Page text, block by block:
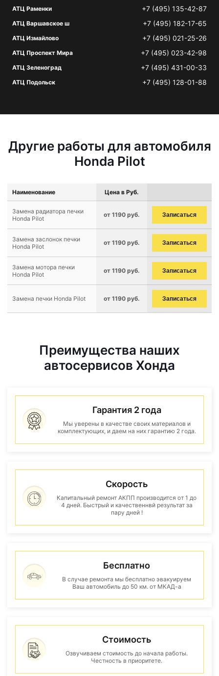
АТЦ Раменки +7 (495) 135-42-87
АТЦ Варшавское ш +7 (495) 182-17-65
АТЦ Измайлово +7 (495) 021-25-26
АТЦ Проспект Мира +7 (495) 023-42-98
АТЦ Зеленоград +7 (495) 431-00-33
АТЦ Подольск +7 (495) 128-01-88
Другие работы для автомобиля
Honda Pilot
Наименование Цена в Руб.
Замена радиатора печки
Honda Pilot
от 1190 руб. Записаться
Замена заслонок печки
Honda Pilot
от 1190 руб. Записаться
Замена мотора печки
Honda Pilot
от 1190 руб. Записаться
Замена печки Honda Pilot от 1190 руб. Записаться
Преимущества наших
автосервисов Хонда
Гарантия 2 года
Мы уверены в качестве своих материалов и
комплектующих, и даем на них гарантию 2 года.
Скорость
Капитальный ремонт АКПП производится от 1 до
4 дней. Быстрый и качественнвй результат за
пару дней !
Бесплатно
В случае ремонта мы бесплатно эвакуируем
Ваш автомобиль до 50 км. от МКАД-а
Стоимость
Озвучиваем стоимость до начала работы.
Честность в приоритете.